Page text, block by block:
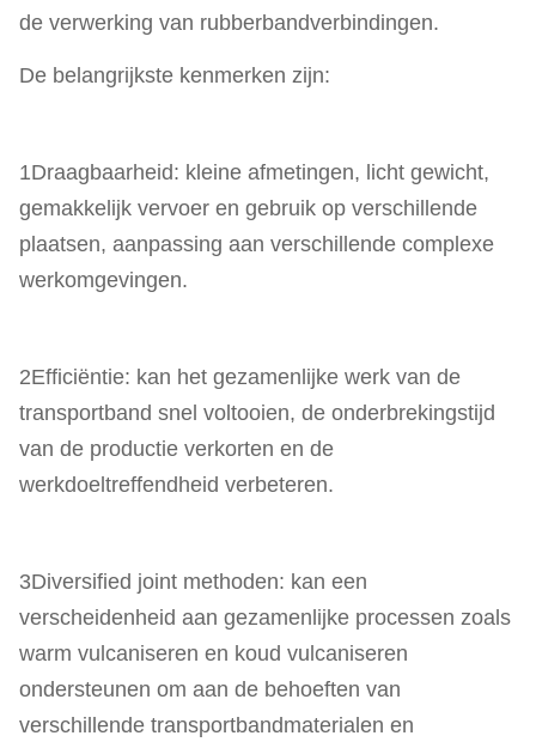
de verwerking van rubberbandverbindingen.
De belangrijkste kenmerken zijn:
1Draagbaarheid: kleine afmetingen, licht gewicht,
gemakkelijk vervoer en gebruik op verschillende
plaatsen, aanpassing aan verschillende complexe
werkomgevingen.
2Efficiëntie: kan het gezamenlijke werk van de
transportband snel voltooien, de onderbrekingstijd
van de productie verkorten en de
werkdoeltreffendheid verbeteren.
3Diversified joint methoden: kan een
verscheidenheid aan gezamenlijke processen zoals
warm vulcaniseren en koud vulcaniseren
ondersteunen om aan de behoeften van
verschillende transportbandmaterialen en